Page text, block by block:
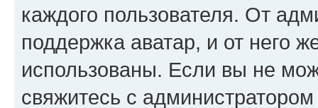
каждого пользователя. От
поддержка аватар, и от него
использованы. Если вы не
свяжитесь с